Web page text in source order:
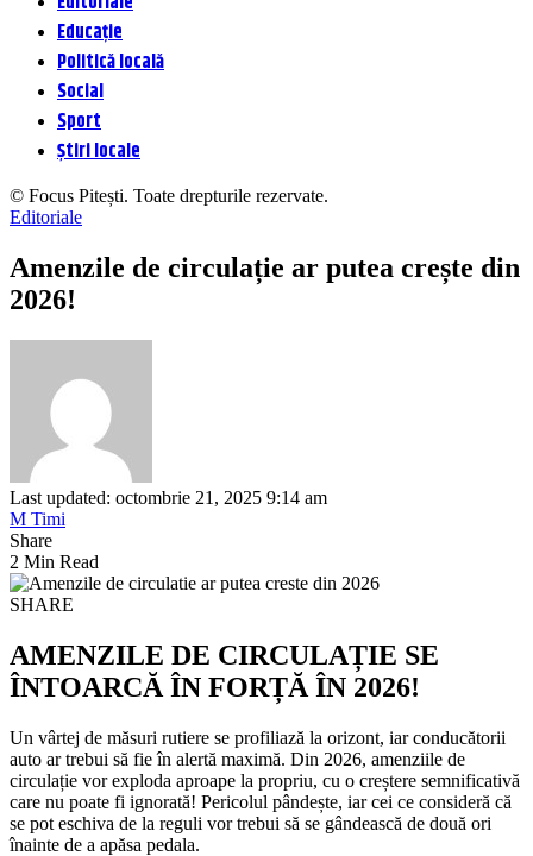
Educație
Politică locală
Social
Sport
Știri locale
© Focus Pitești. Toate drepturile rezervate.
Editoriale
Amenzile de circulație ar putea crește din
2026!
Last updated: octombrie 21, 2025 9:14 am
M Timi
Share
2 Min Read
SHARE
AMENZILE DE CIRCULAȚIE SE
ÎNTOARCĂ ÎN FORȚĂ ÎN 2026!
Un vârtej de măsuri rutiere se profiliază la orizont, iar conducătorii
auto ar trebui să fie în alertă maximă. Din 2026, amenziile de
circulație vor exploda aproape la propriu, cu o creștere semnificativă
care nu poate fi ignorată! Pericolul pândește, iar cei ce consideră că
se pot eschiva de la reguli vor trebui să se gândească de două ori
înainte de a apăsa pedala.